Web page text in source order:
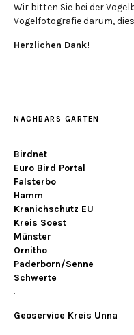
Wir bitten Sie bei der
Vogelfotografie darum,
Herzlichen Dank!
NACHBARS GARTEN
Birdnet
Euro Bird Portal
Falsterbo
Hamm
Kranichschutz EU
Kreis Soest
Münster
Ornitho
Paderborn/Senne
Schwerte
.
Geoservice Kreis Unna